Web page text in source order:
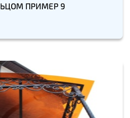
ПРИМЕР 9